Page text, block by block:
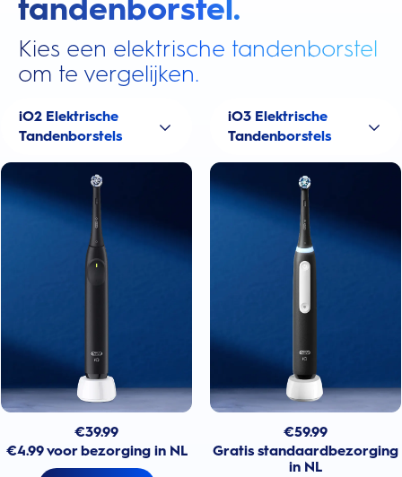
tandenborstel.
Kies een elektrische tandenborstel
om te vergelijken.
iO2 Elektrische
Tandenborstels
€39.99
€4.99 voor bezorging in NL
iO3 Elektrische
Tandenborstels
€59.99
Gratis standaardbezorging
in NL